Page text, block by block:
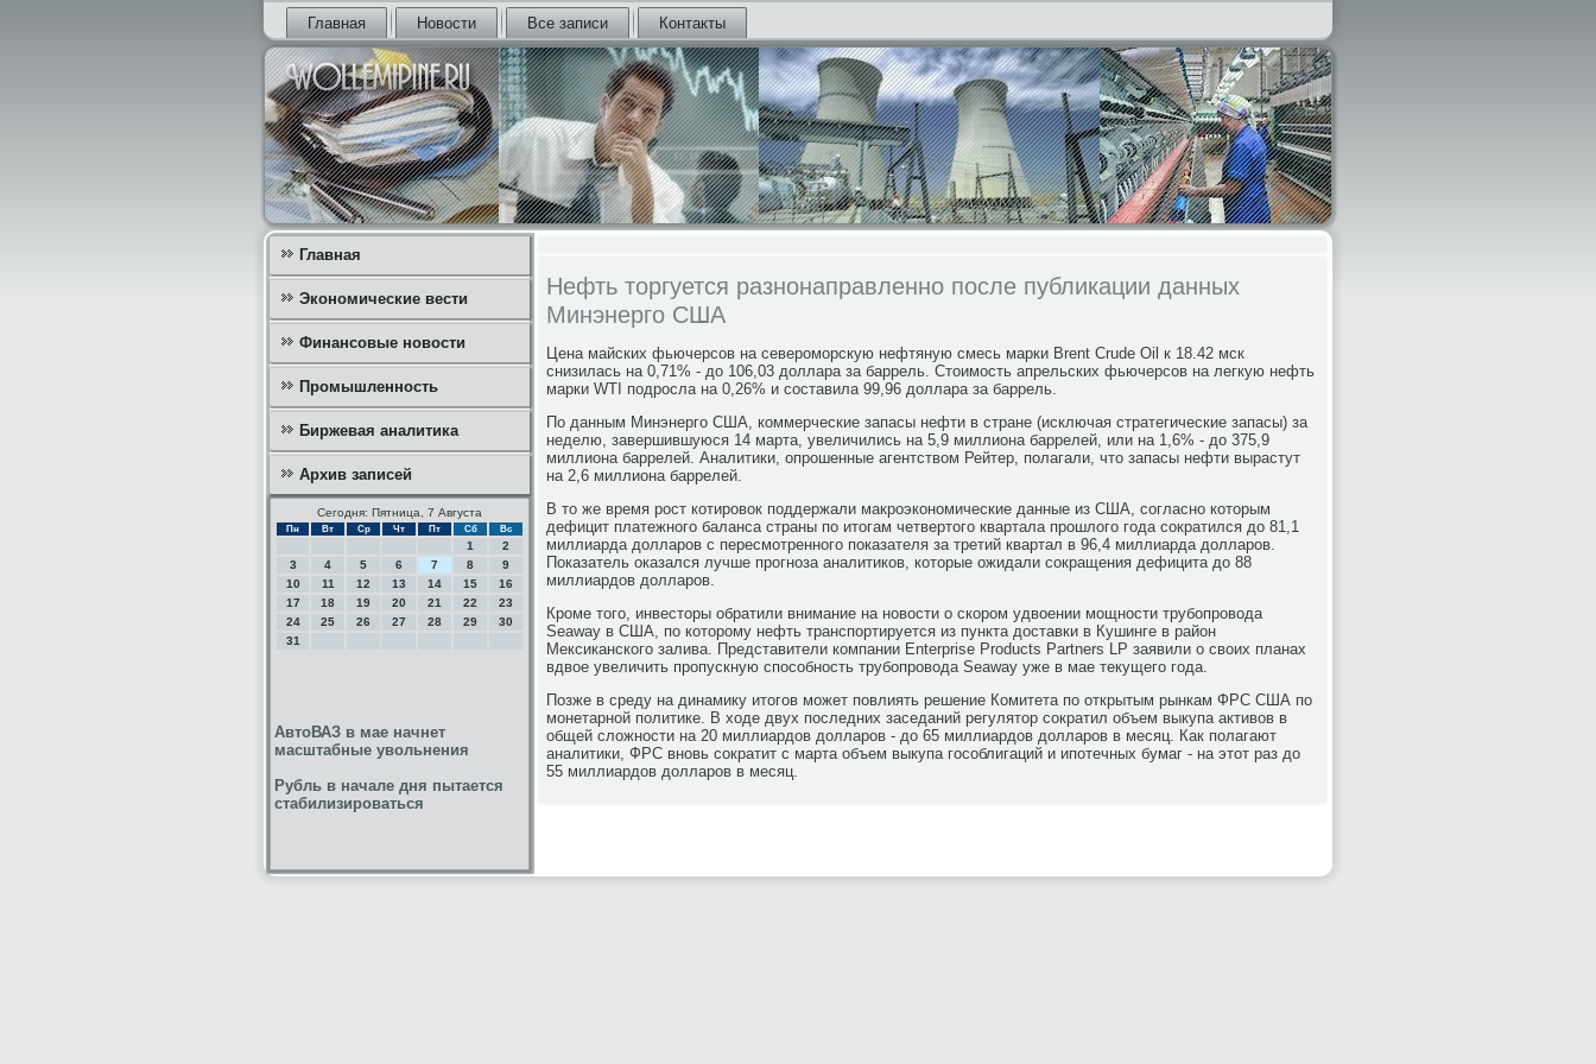
Главная Новости Все записи Контакты
Главная
Экономические вести
Финансовые новости
Промышленность
Биржевая аналитика
Архив записей
Сегодня: Пятница, 7 Августа
Пн Вт Ср Чт Пт Сб Вс
1
2
3
4 5 6 7 8
9
10
11 12 13 14 15
16
17
18 19 20 21 22
23
24
25 26 27 28 29
30
31
АвтоВАЗ в мае начнет
масштабные увольнения
Рубль в начале дня пытается
стабилизироваться
Нефть торгуется разнонаправленно после публикации данных
Минэнерго США
Цена майских фьючерсов на североморскую нефтяную смесь марки Brent Crude Oil к 18.42 мск
снизилась на 0,71% - до 106,03 доллара за баррель. Стоимость апрельских фьючерсов на легкую нефть
марки WTI подросла на 0,26% и составила 99,96 доллара за баррель.
По данным Минэнерго США, коммерческие запасы нефти в стране (исключая стратегические запасы) за
неделю, завершившуюся 14 марта, увеличились на 5,9 миллиона баррелей, или на 1,6% - до 375,9
миллиона баррелей. Аналитики, опрошенные агентством Рейтер, полагали, что запасы нефти вырастут
на 2,6 миллиона баррелей.
В то же время рост котировок поддержали макроэкономические данные из США, согласно которым
дефицит платежного баланса страны по итогам четвертого квартала прошлого года сократился до 81,1
миллиарда долларов с пересмотренного показателя за третий квартал в 96,4 миллиарда долларов.
Показатель оказался лучше прогноза аналитиков, которые ожидали сокращения дефицита до 88
миллиардов долларов.
Кроме того, инвесторы обратили внимание на новости о скором удвоении мощности трубопровода
Seaway в США, по которому нефть транспортируется из пункта доставки в Кушинге в район
Мексиканского залива. Представители компании Enterprise Products Partners LP заявили о своих планах
вдвое увеличить пропускную способность трубопровода Seaway уже в мае текущего года.
Позже в среду на динамику итогов может повлиять решение Комитета по открытым рынкам ФРС США по
монетарной политике. В ходе двух последних заседаний регулятор сократил объем выкупа активов в
общей сложности на 20 миллиардов долларов - до 65 миллиардов долларов в месяц. Как полагают
аналитики, ФРС вновь сократит с марта объем выкупа гособлигаций и ипотечных бумаг - на этот раз до
55 миллиардов долларов в месяц.